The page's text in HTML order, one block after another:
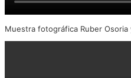
Muestra fotográfica Ruber Osoria